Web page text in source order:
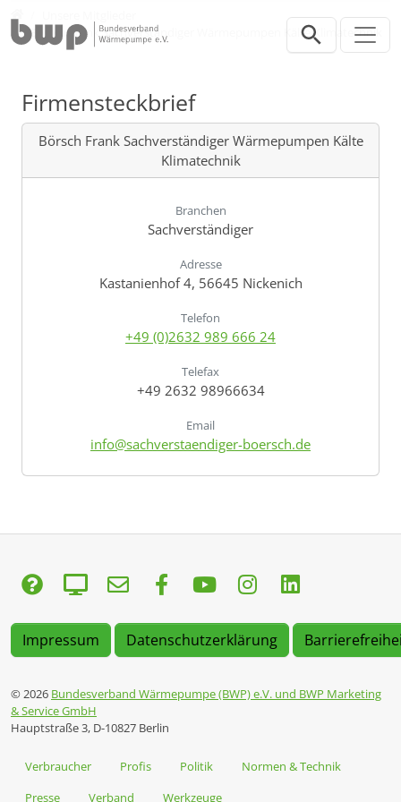
Börsch Frank Sachverständiger Wärmepumpen Kälte Klimatechnik
Firmensteckbrief
Börsch Frank Sachverständiger Wärmepumpen Kälte
Klimatechnik
Branchen
Sachverständiger
Adresse
Kastanienhof 4, 56645 Nickenich
Telefon
+49 (0)2632 989 666 24
Telefax
+49 2632 98966634
Email
info@sachverstaendiger-boersch.de
Impressum Datenschutzerklärung
© 2026 Bundesverband Wärmepumpe (BWP) e.V. und BWP Marketing
& Service GmbH
Hauptstraße 3, D-10827 Berlin
Verbraucher Profis Politik
Normen & Technik
Presse
Verband Werkzeuge